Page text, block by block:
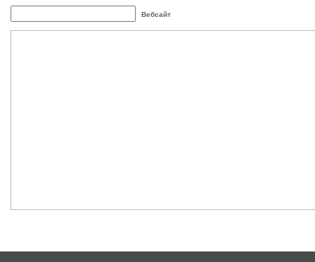
Вебсайт